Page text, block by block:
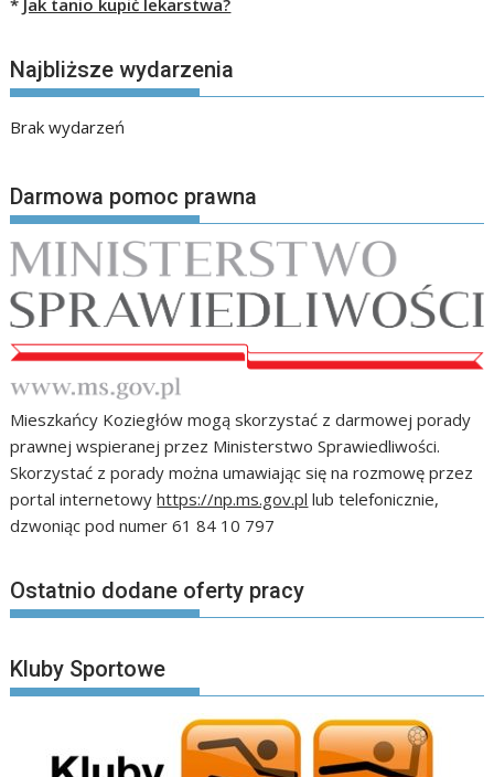
* Jak tanio kupić lekarstwa?
Najbliższe wydarzenia
Brak wydarzeń
Darmowa pomoc prawna
Mieszkańcy Koziegłów mogą skorzystać z darmowej porady
prawnej wspieranej przez Ministerstwo Sprawiedliwości.
Skorzystać z porady można umawiając się na rozmowę przez
portal internetowyhttps://np.ms.gov.pl lub telefonicznie,
dzwoniąc pod numer 61 84 10 797
Ostatnio dodane oferty pracy
Kluby Sportowe